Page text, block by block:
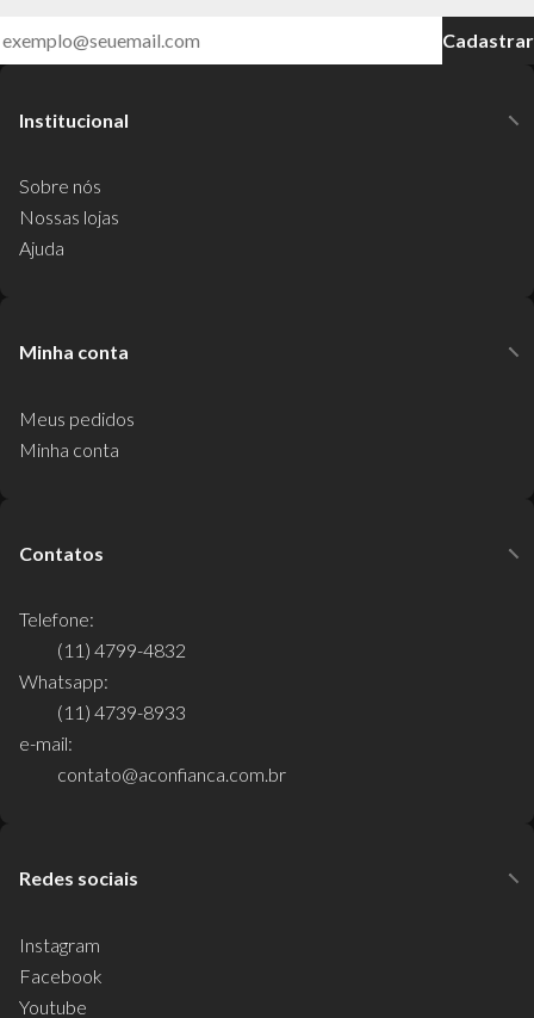
Cadastrar
Institucional
Sobre nós
Nossas lojas
Ajuda
Minha conta
Meus pedidos
Minha conta
Contatos
Telefone:
(11) 4799-4832
Whatsapp:
(11) 4739-8933
e-mail:
contato@aconfianca.com.br
Redes sociais
Instagram
Facebook
Youtube